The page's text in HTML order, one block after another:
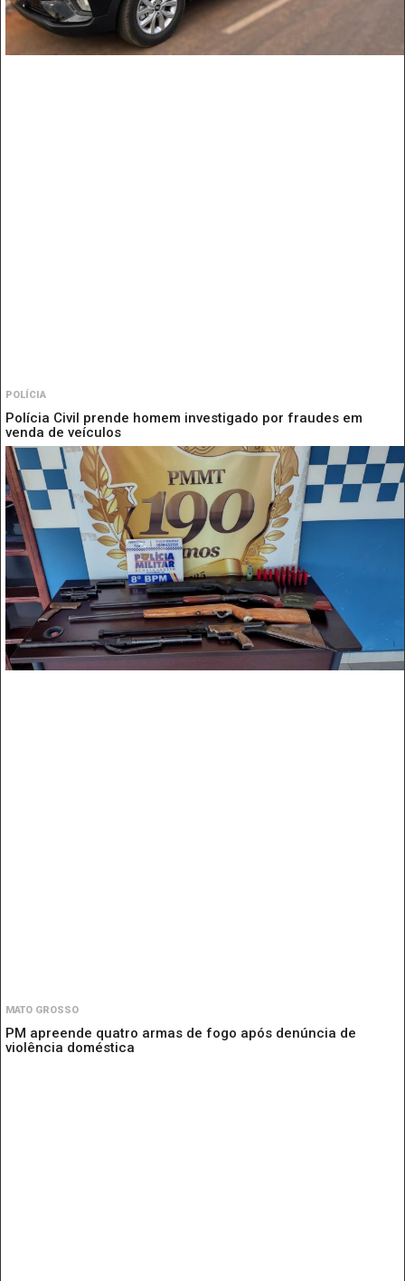
POLÍCIA
Polícia Civil prende homem investigado por fraudes em
venda de veículos
MATO GROSSO
PM apreende quatro armas de fogo após denúncia de
violência doméstica